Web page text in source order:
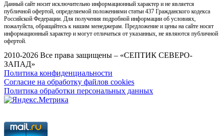
Данный сайт носит исключительно информационный характер и не является
публичной офертой, определяемой положениями статьи 437 Гражданского кодекса
Российской Федерации. Для получения подробной информации об условиях,
пожалуйста, обращайтесь к нашим менеджерам. Предложение и цены на сайте носят
информационный характер и могут отличаться от указанных, не являются публичной
офертой.
2010-2026 Все права защищены – «СЕПТИК СЕВЕРО-
ЗАПАД»
Политика конфиденциальности
Согласие на обработку файлов cookies
Политика обработки персональных данных